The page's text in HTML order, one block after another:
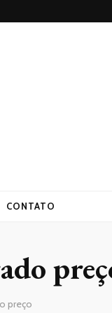
CONTATO
preço